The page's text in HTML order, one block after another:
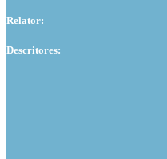
Relator:
Descritores: